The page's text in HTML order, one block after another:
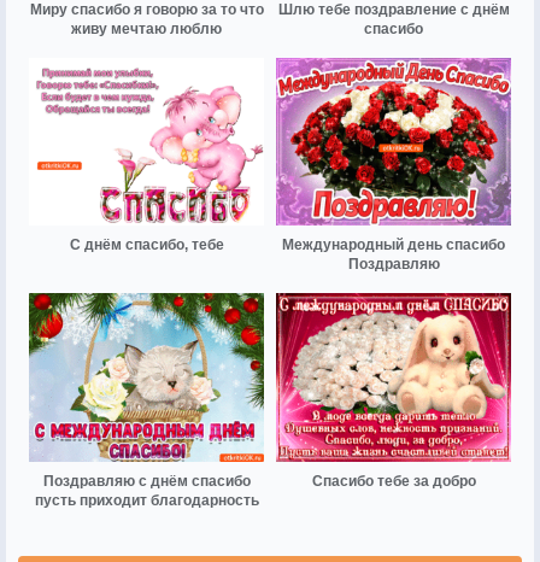
Миру спасибо я говорю за то что
живу мечтаю люблю
Шлю тебе поздравление с днём
спасибо
С днём спасибо, тебе
Международный день спасибо
Поздравляю
Поздравляю с днём спасибо
пусть приходит благодарность
Спасибо тебе за добро